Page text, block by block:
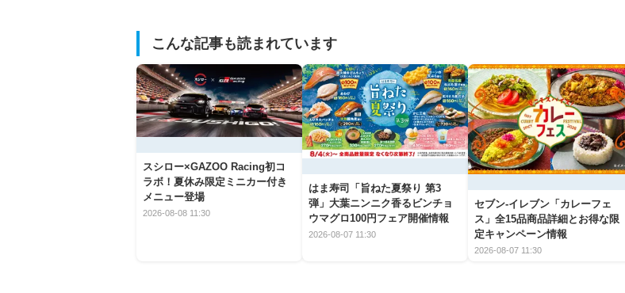
こんな記事も読まれています
スシロー×GAZOO Racing初コ
ラボ！夏休み限定ミニカー付き
メニュー登場
2026-08-08 11:30
はま寿司「旨ねた夏祭り 第3
弾」大葉ニンニク香るビンチョ
ウマグロ100円フェア開催情報
2026-08-07 11:30
セブン‐イレブン「カレーフェ
ス」全15品商品詳細とお得な限
定キャンペーン情報
2026-08-07 11:30